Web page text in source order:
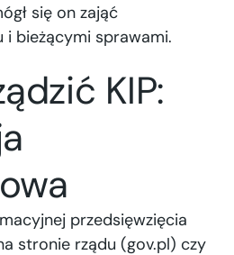
się on zająć
i bieżącymi sprawami.
KIP:
przedsięwzięcia
stronie rządu (gov.pl) czy